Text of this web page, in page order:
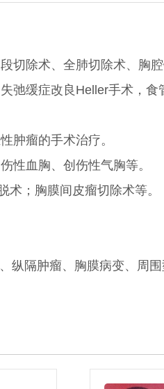
除术、全肺切除术、胸腔
缓症改良Heller手术，食
瘤的手术治疗。
血胸、创伤性气胸等。
；胸膜间皮瘤切除术等。
隔肿瘤、胸膜病变、周围